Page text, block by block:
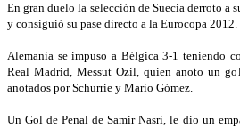
En gran duelo la selección de Suecia derroto a
y consiguió su pase directo a la Eurocopa 2012.
Alemania se impuso a Bélgica 3-1 teniendo
Real Madrid, Messut Ozil, quien anoto un
anotados por Schurrie y Mario Gómez.
Un Gol de Penal de Samir Nasri, le dio un